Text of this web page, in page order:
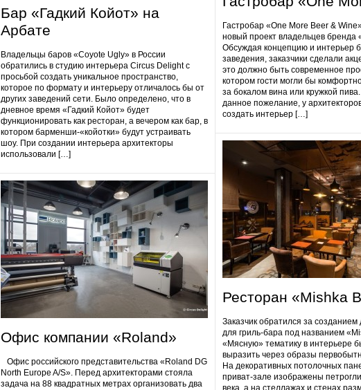
Бар «Гадкий Койот» на
Арбате
Владельцы баров «Coyote Ugly» в России
обратились в студию интерьера Circus Delight с
просьбой создать уникальное пространство,
которое по формату и интерьеру отличалось бы от
других заведений сети. Было определено, что в
дневное время «Гадкий Койот» будет
функционировать как ресторан, а вечером как бар, в
котором барменши-«койотки» будут устраивать
шоу. При создании интерьера архитекторы
использовали […]
Офис компании «Roland»
Офис российского представительства «Roland DG
North Europe A/S». Перед архитекторами стояла
задача на 88 квадратных метрах организовать два
Гастробap «One More Beer &
новый проект владельцев бренда
Обсуждая концепцию и интерьер
заведения, заказчики сделали
это должно быть современное
котором гости могли бы
за бокалом вина или кружкой
данное пожелание, у
создать интерьер […]
Ресторан «Mishka
Заказчик обратился за созданием
для гриль-бара под названием
«Мясную» тематику в интерьере
выразить через образы
На декоративных потолочных
приват-зале изображены
века, а на стеллажах и стенах